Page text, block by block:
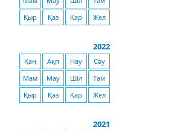
Қыр
Қаз Қар Жел
2022
Қаң Ақп Нау
Сәу
Мам
Мау Шіл
Там
Қыр
Қаз Қар Жел
2021